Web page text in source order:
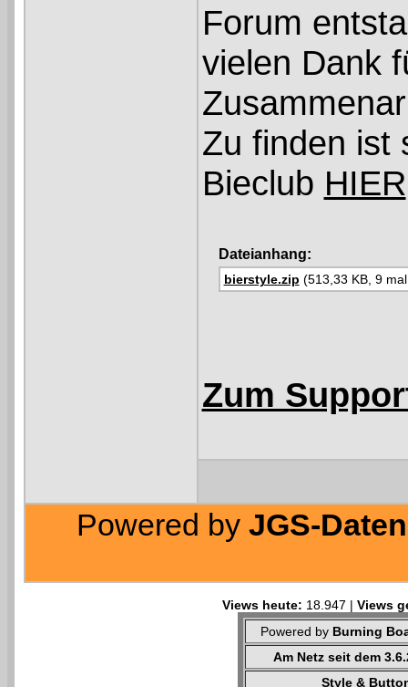
Forum
vielen Dank
Zu finden ist
Bieclub HIER
Dateianhang:
bierstyle.zip (513,33 KB, 9
Zum
Powered by JGS-
Views heute: 18.947 | Views
Powered by Burning
Am Netz seit dem
Style &